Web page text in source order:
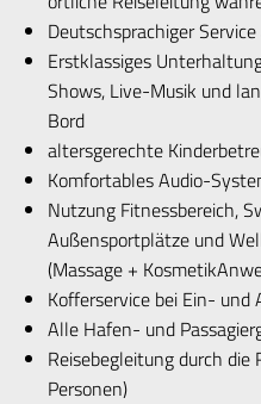
Deutschsprachiger
Erstklassiges
Shows, Live-Musik und
Bord
altersgerechte
Komfortables Audio-
Nutzung Fitnessbereich,
Außensportplätze und
(Massage +
Kofferservice bei Ein- und
Alle Hafen- und
Reisebegleitung durch die
Personen)